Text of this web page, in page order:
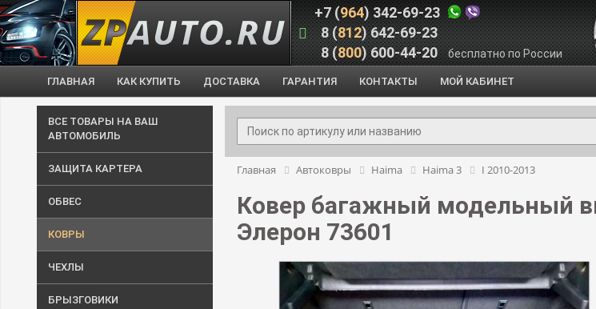
+7 (964) 342-69-23
8 (812) 642-69-23
8 (800) 600-44-20 бесплатно по России
ГЛАВНАЯ КАК КУПИТЬ ДОСТАВКА ГАРАНТИЯ КОНТАКТЫ МОЙ КАБИНЕТ
ВСЕ ТОВАРЫ НА ВАШ
АВТОМОБИЛЬ
ЗАЩИТА КАРТЕРА
ОБВЕС
КОВРЫ
ЧЕХЛЫ
БРЫЗГОВИКИ
Главная Автоковры Haima Haima 3 I 2010-2013
Ковер багажный модельный
Элерон 73601